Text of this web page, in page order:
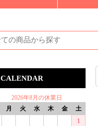
CALENDAR
2026年8月の休業日
月 火 水 木 金
土
1